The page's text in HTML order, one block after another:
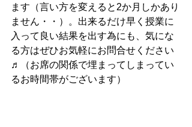
ます（言い方を変えると2か月しかあり
ません・・）。出来るだけ早く授業に
入って良い結果を出す為にも、気にな
る方はぜひお気軽にお問合せください
♬（お席の関係で埋まってしまってい
るお時間帯がございます）